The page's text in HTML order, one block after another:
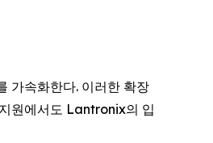
가속화한다. 이러한 확장
원에서도 Lantronix의 입